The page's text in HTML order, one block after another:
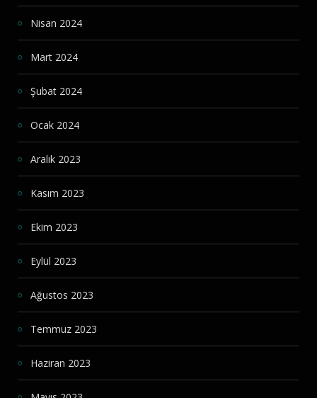
Nisan 2024
Mart 2024
Şubat 2024
Ocak 2024
Aralık 2023
Kasım 2023
Ekim 2023
Eylül 2023
Ağustos 2023
Temmuz 2023
Haziran 2023